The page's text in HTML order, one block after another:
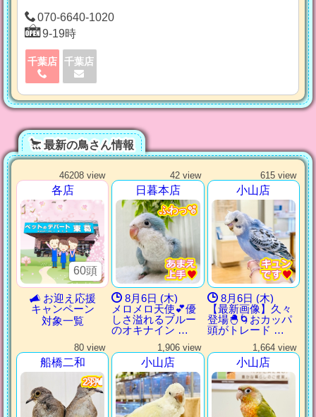
070-6640-1020
9-19時
千葉店 千葉店
最新の鳥さん情報
46208 view
各店
60頭
お迎え応援
キャンペーン
対象一覧
42 view
日暮本店
ふわっ🫧
ふわっ🫧
ふわっ🫧
ふわっ🫧
8月6日 (木)
メロメロ天使💕優
しさ溢れるブルー
のオキナイン …
615 view
小山店
8月6日 (木)
【最新画像】久々
登場🐣🌀おカッパ
頭がトレード …
80 view
船橋二和
2羽🕊️
2羽🕊️
2羽🕊️
2羽🕊️
1,906 view
小山店
1,664 view
小山店